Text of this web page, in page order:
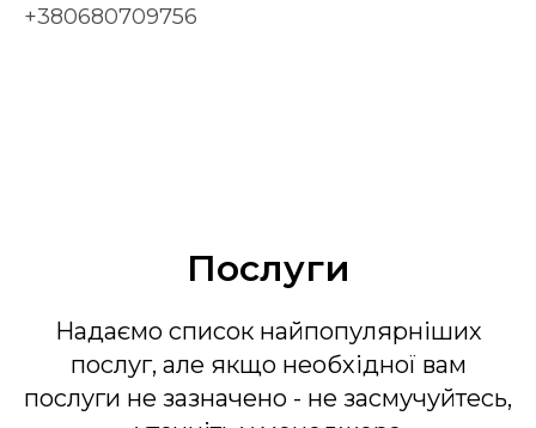
+380680709756
Послуги
Надаємо список найпопулярніших
послуг, але якщо необхідної вам
послуги не зазначено - не засмучуйтесь,